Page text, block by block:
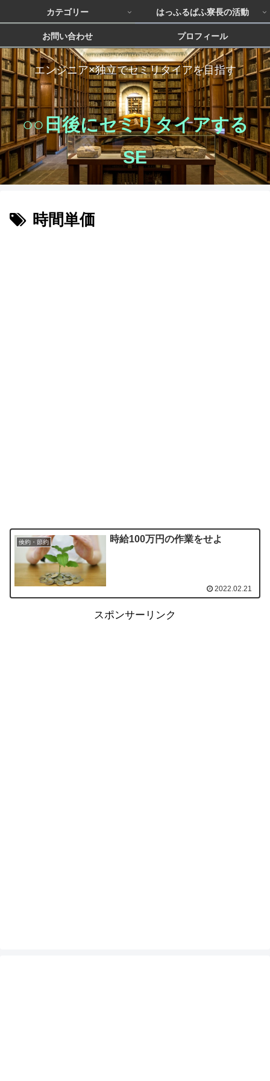
エンジニア×独立でセミリタイアを目指す
○○日後にセミリタイアする
SE
カテゴリー はっふるぱふ寮長の活動
お問い合わせ プロフィール
時間単価
倹約・節約 時給100万円の作業をせよ
2022.02.21
スポンサーリンク